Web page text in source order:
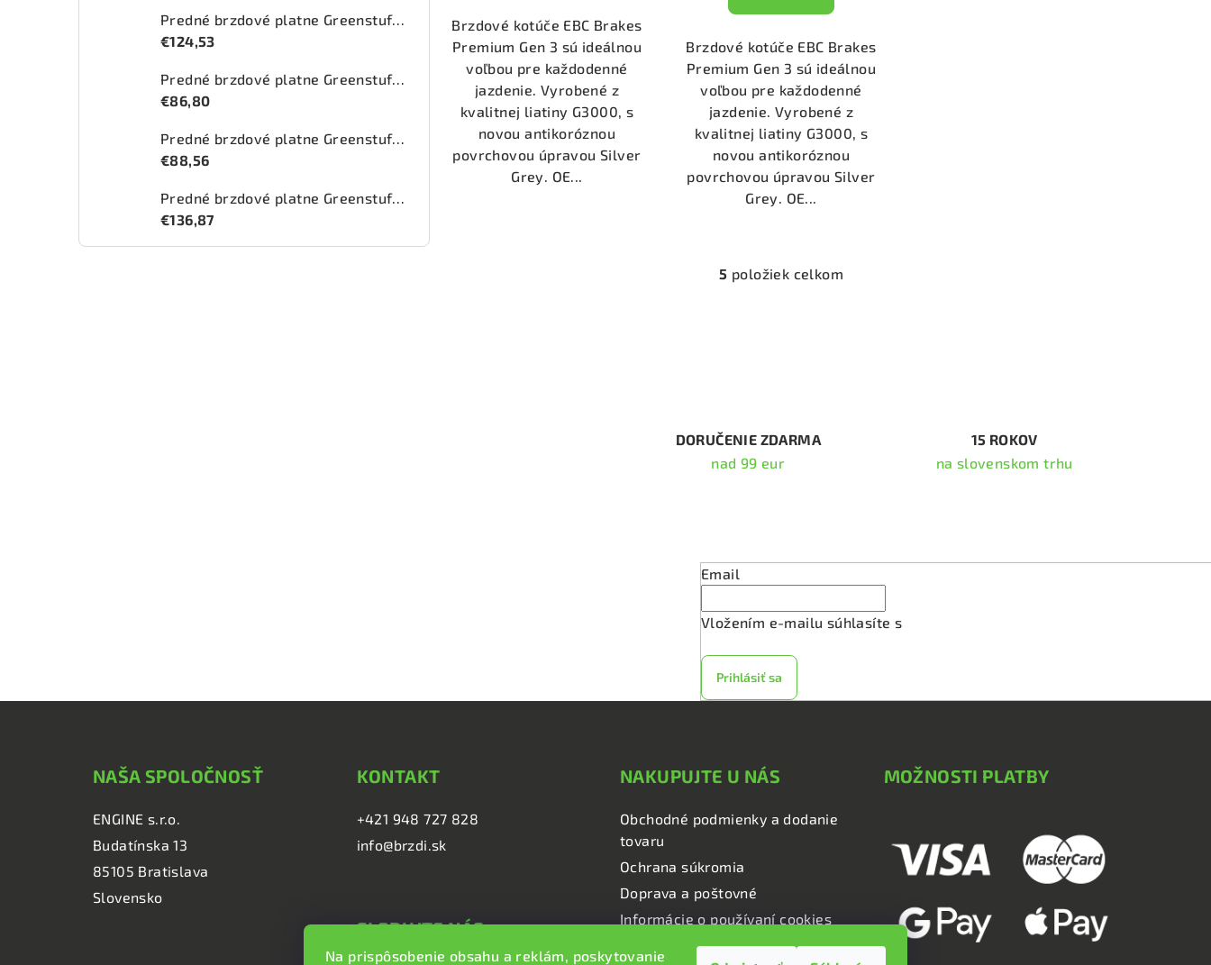
Na prispôsobenie obsahu a reklám, poskytovanie
Predné brzdové platne Greenstuff 2000 (DP21074)
€124,53
Predné brzdové platne Greenstuff 2000 (DP21133)
€86,80
Predné brzdové platne Greenstuff 2000 (DP2800)
€88,56
Predné brzdové platne Greenstuff 2000 (DP22225)
€136,87
Brzdové kotúče EBC Brakes
Premium Gen 3 sú ideálnou
voľbou pre každodenné
jazdenie. Vyrobené z
kvalitnej liatiny G3000, s
novou antikoróznou
povrchovou úpravou Silver
Grey. OE...
Brzdové kotúče EBC Brakes
Premium Gen 3 sú ideálnou
voľbou pre každodenné
jazdenie. Vyrobené z
kvalitnej liatiny G3000, s
novou antikoróznou
povrchovou úpravou Silver
Grey. OE...
O
c
i
v
k
y
ý
p
5 položiek celkom
DORUČENIE ZDARMA
nad 99 eur
15 ROKOV
na slovenskom trhu
Email
Vložením e-mailu súhlasíte s
Prihlásiť sa
NAŠA SPOLOČNOSŤ
ENGINE s.r.o.
Budatínska 13
85105 Bratislava
Slovensko
KONTAKT
+421 948 727 828
info@brzdi.sk
SLEDUJTE NÁS
NAKUPUJTE U NÁS
Obchodné podmienky a dodanie
tovaru
Ochrana súkromia
Doprava a poštovné
Informácie o používaní cookies
MOŽNOSTI PLATBY